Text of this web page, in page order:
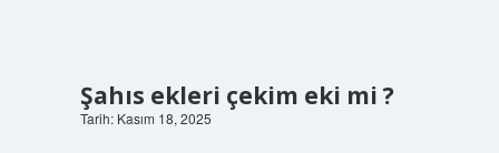
Şahıs ekleri çekim eki mi ?
Tarih: Kasım 18, 2025